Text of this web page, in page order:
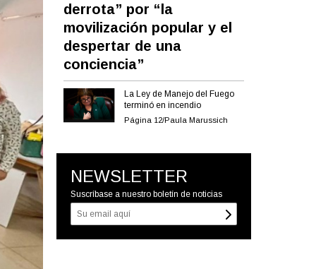
derrota” por “la
movilización popular y el
despertar de una
conciencia”
La Ley de Manejo del Fuego
terminó en incendio
Página 12/Paula Marussich
NEWSLETTER
Suscríbase a nuestro boletín de noticias